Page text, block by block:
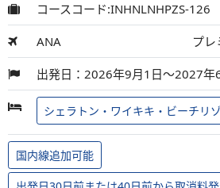
コースコード:INHNLNHPZS-126
ANA プレ
出発日：2026年9月1日～2027年
シェラトン・ワイキキ・ビーチリ
国内線追加可能